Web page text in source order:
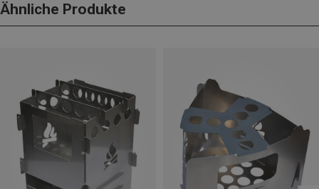
Ähnliche Produkte